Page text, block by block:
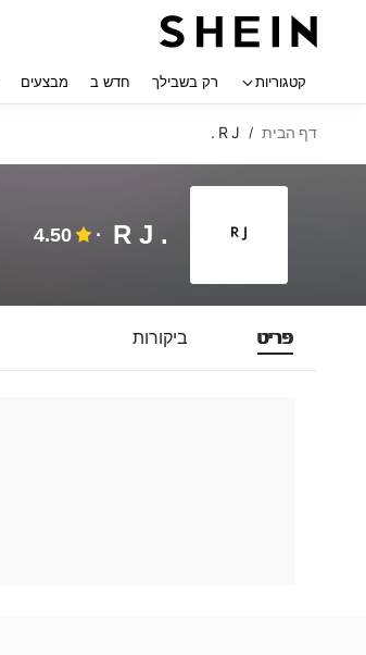
קטגוריות רק בשבילך חדש ב מבצעים
דף הבית /
R J .
R J .
4.50
פריט ביקורות